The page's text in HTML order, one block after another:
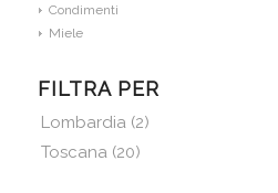
Condimenti
Miele
FILTRA PER
Lombardia (2)
Toscana (20)